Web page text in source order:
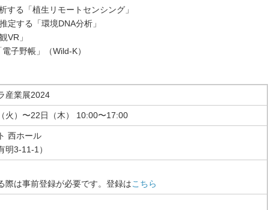
する「植生リモートセンシング」
定する「環境DNA分析」
VR」
子野帳」（Wild-K）
産業展2024
火）〜22日（木） 10:00〜17:00
西ホール
明3-11-1）
際は事前登録が必要です。登録はこちら